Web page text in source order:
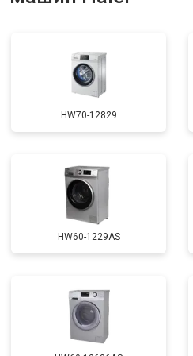
Ремонт платы управления
(восстановление)
Корпусный ремонт (замена резинок,
креплений, кнопок)
Замена амортизаторов
Замена подшипников
Замена мотора
температуры
Замена ТЭН
HW70-12829
HW60-1229AS